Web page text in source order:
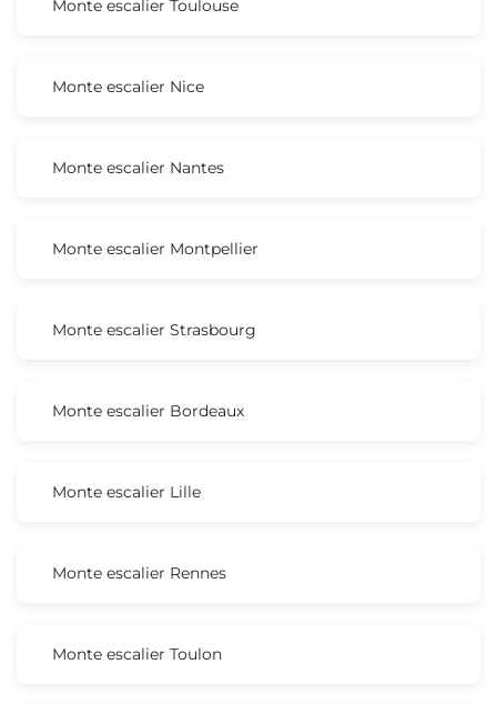
Monte escalier Toulouse
Monte escalier Nice
Monte escalier Nantes
Monte escalier Montpellier
Monte escalier Strasbourg
Monte escalier Bordeaux
Monte escalier Lille
Monte escalier Rennes
Monte escalier Toulon